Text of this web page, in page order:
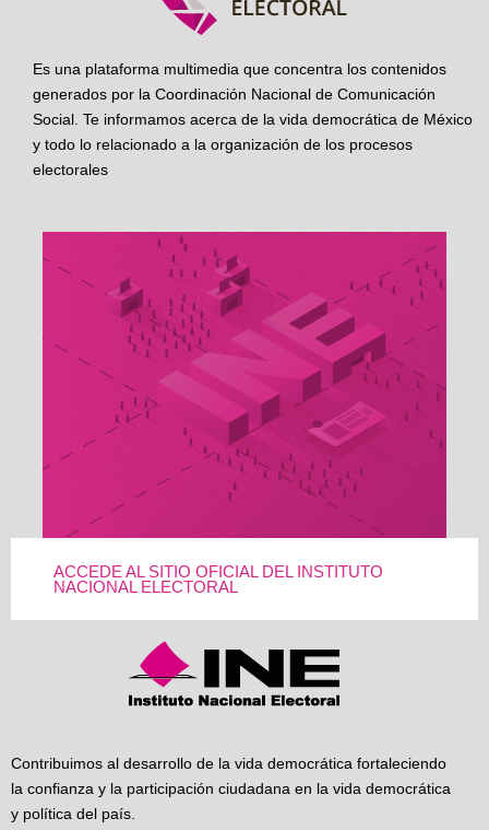
Es una plataforma multimedia que concentra los contenidos
generados por la Coordinación Nacional de Comunicación
Social. Te informamos acerca de la vida democrática de México
y todo lo relacionado a la organización de los procesos
electorales
ACCEDE AL SITIO OFICIAL DEL INSTITUTO
NACIONAL ELECTORAL
Contribuimos al desarrollo de la vida democrática fortaleciendo
la confianza y la participación ciudadana en la vida democrática
y política del país.